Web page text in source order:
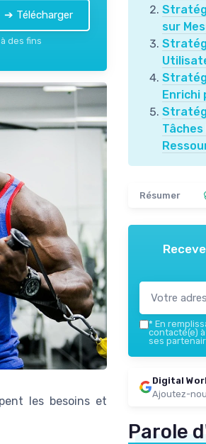
➔ Télécharger
des fins
les besoins et
sur
Enrichi
Résumer
* En
contacté(e)
ses
Digital
Ajoutez-
Parole